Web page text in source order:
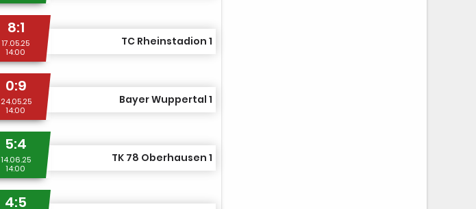
8:1
17.05.25
14:00
TC Rheinstadion 1
0:9
24.05.25
14:00
Bayer Wuppertal 1
5:4
14.06.25
14:00
TK 78 Oberhausen 1
4:5